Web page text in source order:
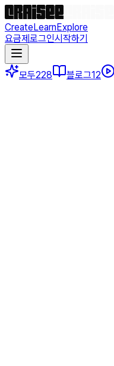
CreateLearnExplore
요금제로그인시작하기
모두228 블로그12